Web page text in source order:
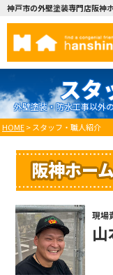
神戸市の外壁塗装専門店阪神
スタ
外壁塗装・防水工事以外
HOME>スタッフ・職人紹介
阪神ホー
現場